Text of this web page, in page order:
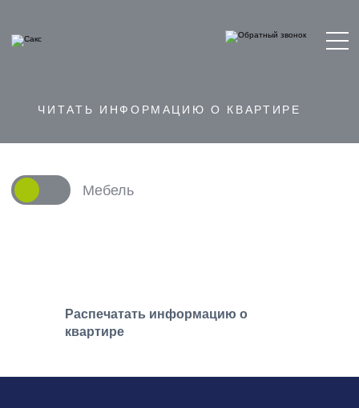
ЧИТАТЬ ИНФОРМАЦИЮ О КВАРТИРЕ
Мебель
Распечатать информацию о
квартире